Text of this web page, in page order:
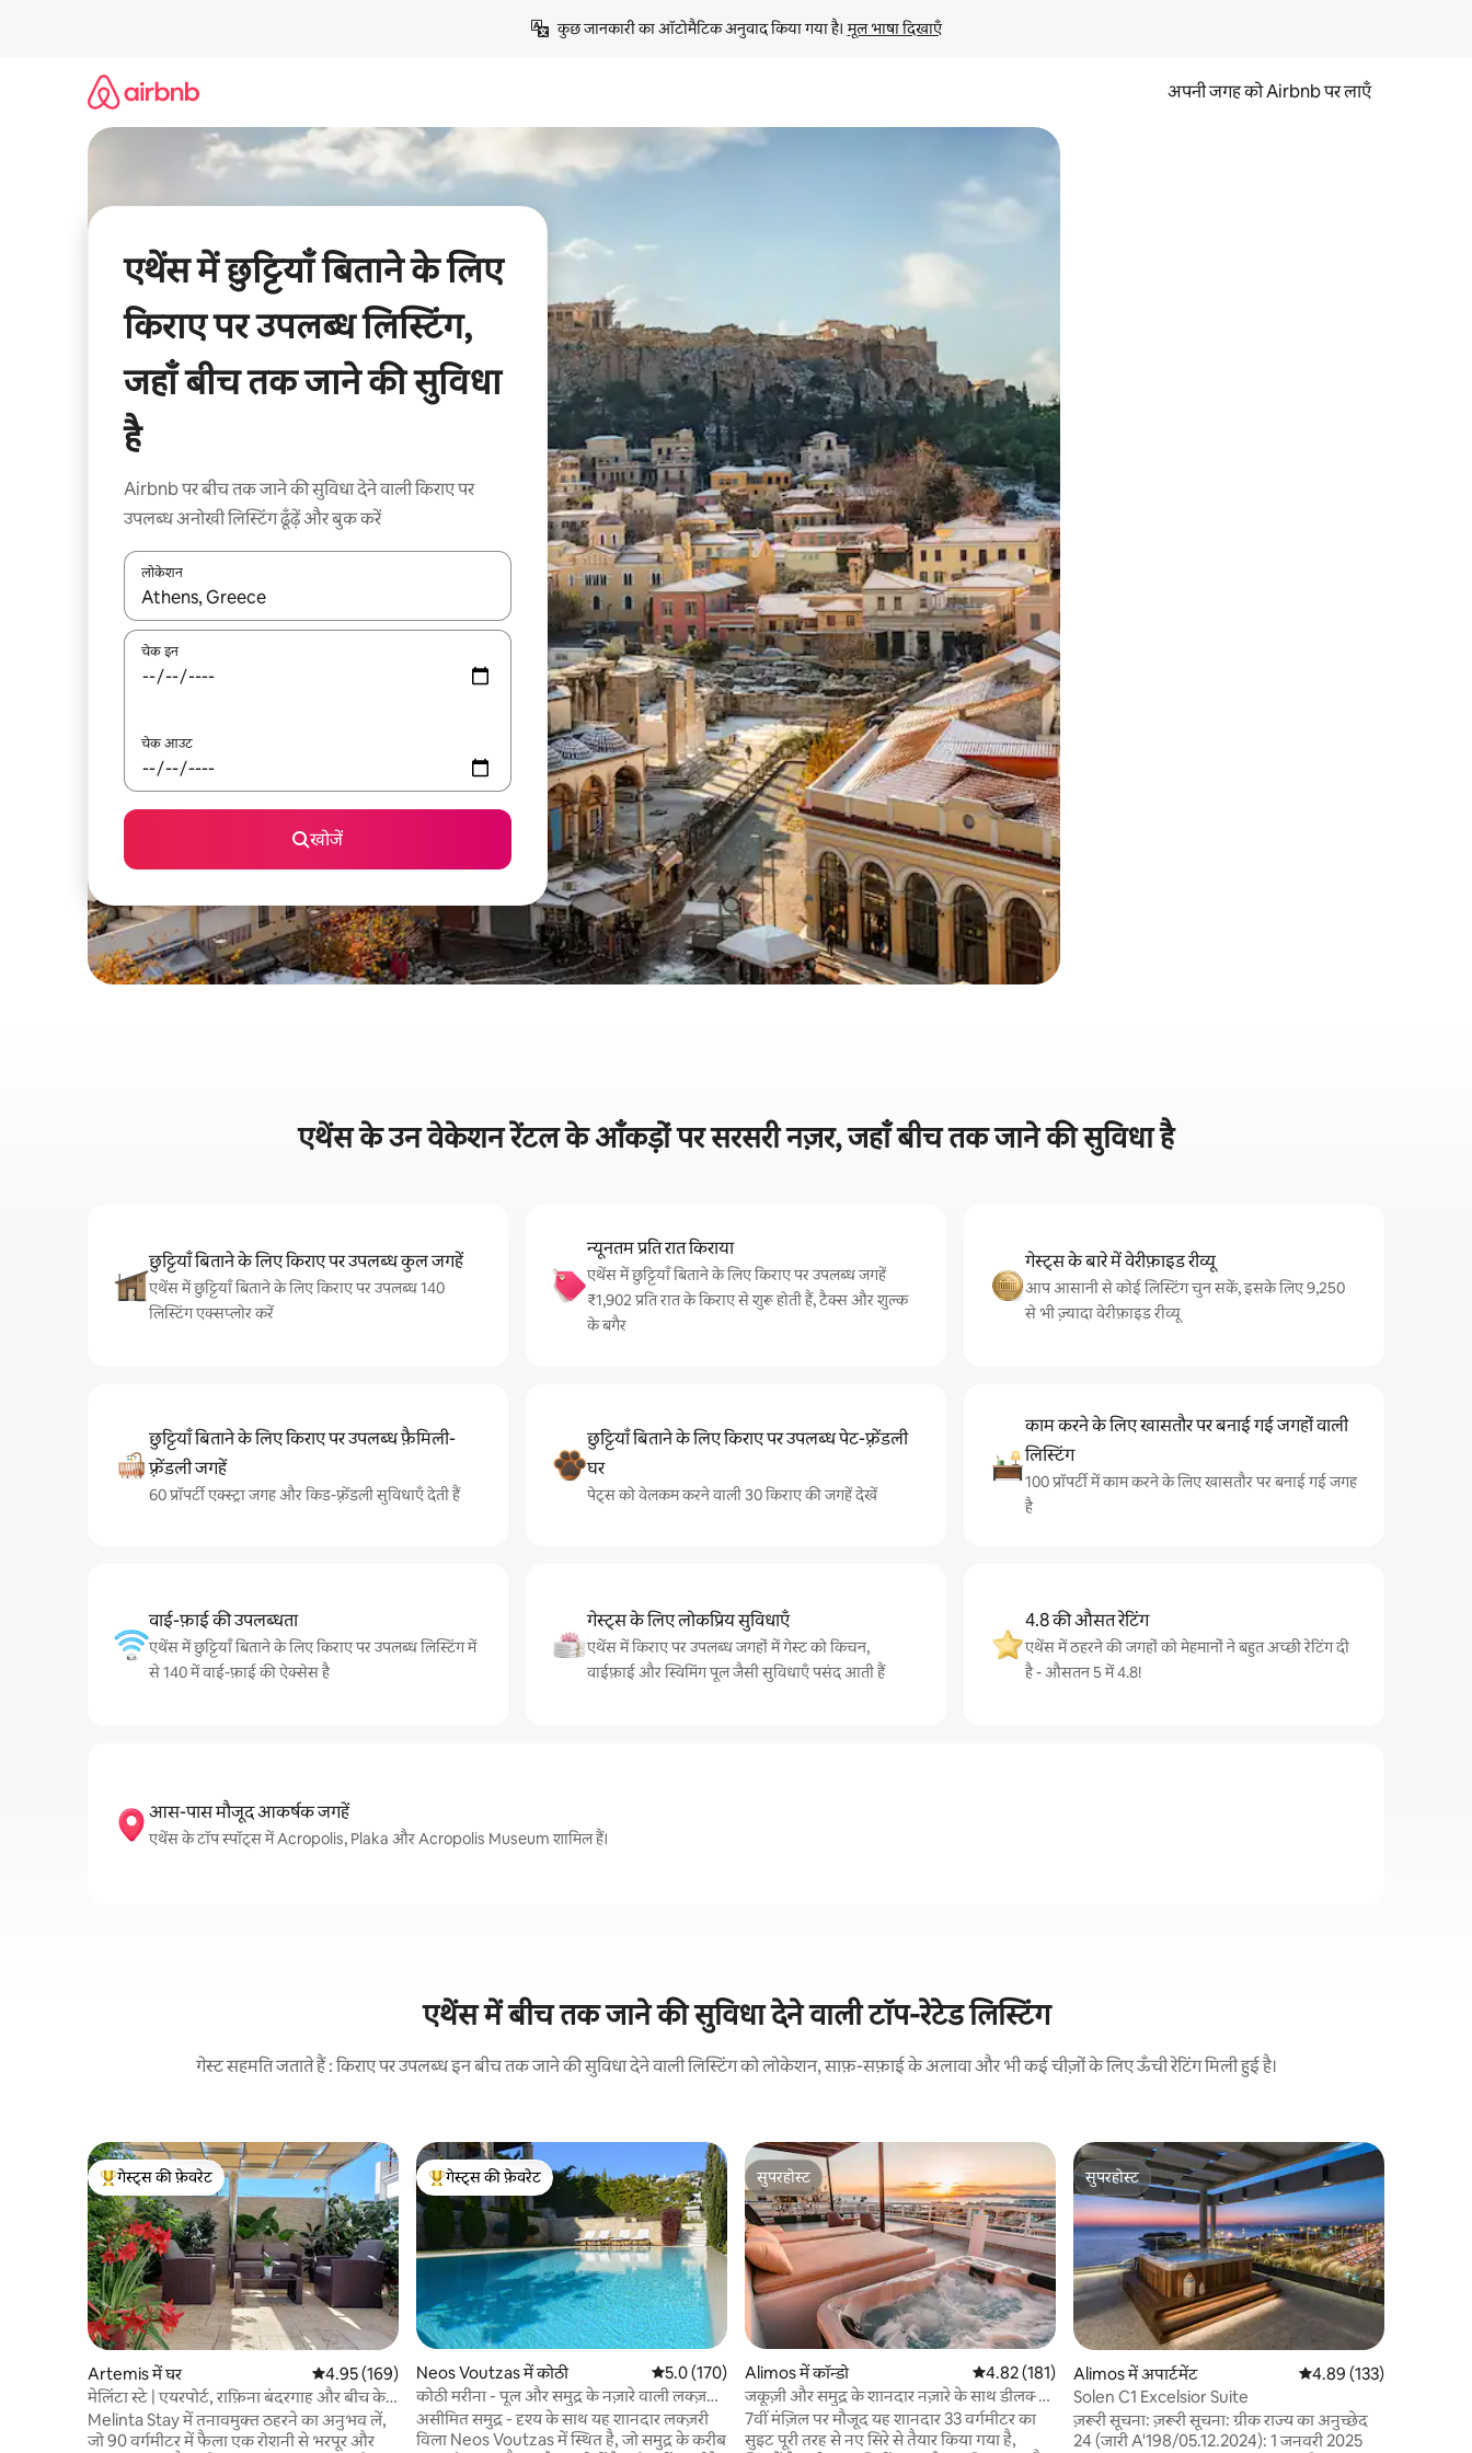
कुछ जानकारी का ऑटोमैटिक अनुवाद किया गया है। मूल भाषा दिखाएँ
अपनी जगह को Airbnb पर लाएँ
एथेंस में छुट्टियाँ बिताने के लिए
किराए पर उपलब्ध लिस्टिंग,
जहाँ बीच तक जाने की सुविधा
है
Airbnb पर बीच तक जाने की सुविधा देने वाली किराए पर
उपलब्ध अनोखी लिस्टिंग ढूँढ़ें और बुक करें
लोकेशन
नतीजों के उपलब्ध होने पर, अप और डाउन 'ऐरो की' का इस्तेमाल करके नेविगेट करें या टच या फिर स्वाइप जेस्चर का इस्तेमाल करके एक्सप्लोर करें।
चेक इन
चेक आउट
खोजें
एथेंस के उन वेकेशन रेंटल के आँकड़ों पर सरसरी नज़र, जहाँ बीच तक जाने की सुविधा है
छुट्टियाँ बिताने के लिए किराए पर उपलब्ध कुल जगहें
एथेंस में छुट्टियाँ बिताने के लिए किराए पर उपलब्ध 140
लिस्टिंग एक्सप्लोर करें
न्यूनतम प्रति रात किराया
एथेंस में छुट्टियाँ बिताने के लिए किराए पर उपलब्ध जगहें
₹1,902 प्रति रात के किराए से शुरू होती हैं, टैक्स और शुल्क
के बगैर
गेस्ट्स के बारे में वेरीफ़ाइड रीव्यू
आप आसानी से कोई लिस्टिंग चुन सकें, इसके लिए 9,250
से भी ज़्यादा वेरीफ़ाइड रीव्यू
छुट्टियाँ बिताने के लिए किराए पर उपलब्ध फ़ैमिली-
फ़्रेंडली जगहें
60 प्रॉपर्टी एक्स्ट्रा जगह और किड-फ़्रेंडली सुविधाएँ देती हैं
छुट्टियाँ बिताने के लिए किराए पर उपलब्ध पेट-फ़्रेंडली
घर
पेट्स को वेलकम करने वाली 30 किराए की जगहें देखें
काम करने के लिए खासतौर पर बनाई गई जगहों वाली
लिस्टिंग
100 प्रॉपर्टी में काम करने के लिए खासतौर पर बनाई गई जगह
है
वाई-फ़ाई की उपलब्धता
एथेंस में छुट्टियाँ बिताने के लिए किराए पर उपलब्ध लिस्टिंग में
से 140 में वाई-फ़ाई की ऐक्सेस है
गेस्ट्स के लिए लोकप्रिय सुविधाएँ
एथेंस में किराए पर उपलब्ध जगहों में गेस्ट को किचन,
वाईफ़ाई और स्विमिंग पूल जैसी सुविधाएँ पसंद आती हैं
4.8 की औसत रेटिंग
एथेंस में ठहरने की जगहों को मेहमानों ने बहुत अच्छी रेटिंग दी
है - औसतन 5 में 4.8!
आस-पास मौजूद आकर्षक जगहें
एथेंस के टॉप स्पॉट्स में Acropolis, Plaka और Acropolis Museum शामिल हैं।
एथेंस में बीच तक जाने की सुविधा देने वाली टॉप-रेटेड लिस्टिंग
गेस्ट सहमति जताते हैं : किराए पर उपलब्ध इन बीच तक जाने की सुविधा देने वाली लिस्टिंग को लोकेशन, साफ़-सफ़ाई के अलावा और भी कई चीज़ों के लिए ऊँची रेटिंग मिली हुई है।
गेस्ट्स का टॉप फ़ेवरेट
गेस्ट्स की फ़ेवरेट
Artemis में घर औसत रेटिंग 5 में से 4.95, 169 समीक्षाएँ
4.95 (169)
मेलिंटा स्टे | एयरपोर्ट, राफ़िना बंदरगाह और बीच के
पास
Melinta Stay में तनावमुक्त ठहरने का अनुभव लें,
जो 90 वर्गमीटर में फैला एक रोशनी से भरपूर और
गेस्ट्स का टॉप फ़ेवरेट
गेस्ट्स की फ़ेवरेट
Neos Voutzas में कोठी औसत रेटिंग 5 में से 5.0, 170 समीक्षाएँ
5.0 (170)
कोठी मरीना - पूल और समुद्र के नज़ारे वाली लक्ज़री
कोठी
असीमित समुद्र - दृश्य के साथ यह शानदार लक्ज़री
विला Neos Voutzas में स्थित है, जो समुद्र के करीब
सुपरहोस्ट
सुपरहोस्ट
Alimos में कॉन्डो औसत रेटिंग 5 में से 4.82, 181 समीक्षाएँ
4.82 (181)
जकूज़ी और समुद्र के शानदार नज़ारे के साथ डीलक्स
सुइट
7वीं मंज़िल पर मौजूद यह शानदार 33 वर्गमीटर का
सुइट पूरी तरह से नए सिरे से तैयार किया गया है,
सुपरहोस्ट
सुपरहोस्ट
Alimos में अपार्टमेंट औसत रेटिंग 5 में से 4.89,
4.89 (133)
Solen C1 Excelsior Suite
ज़रूरी सूचना: ज़रूरी सूचना: ग्रीक राज्य का अनुच्छेद
24 (जारी A'198/05.12.2024): 1 जनवरी 2025